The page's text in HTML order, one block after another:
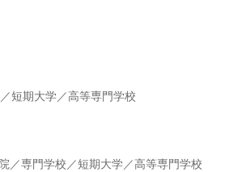
短期大学／高等専門学校
／専門学校／短期大学／高等専門学校